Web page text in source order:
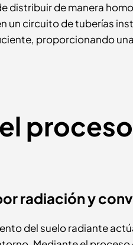
distribuir de manera
un circuito de tuberías
proporcionando
radiación y
del suelo radiante